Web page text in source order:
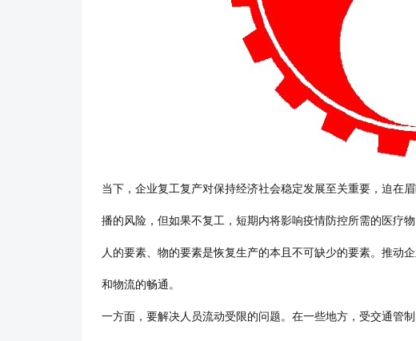
当下，企业复工复产对保持经济社会稳定发展至关重要，迫在
播的风险，但如果不复工，短期内将影响疫情防控所需的医疗
人的要素、物的要素是恢复生产的本且不可缺少的要素。推动
和物流的畅通。
一方面，要解决人员流动受限的问题。在一些地方，受交通管